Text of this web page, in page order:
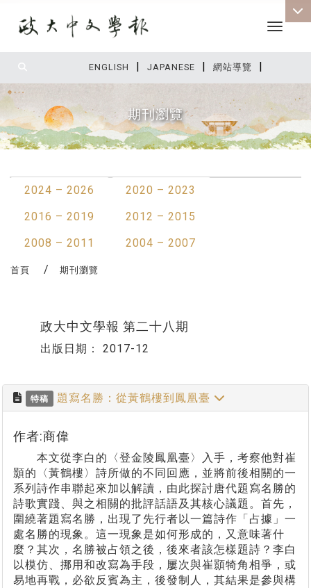
ENGLISH | JAPANESE | 網站導覽 |
Toggle
期刊瀏覽
2024 – 2026
2020 – 2023
2016 – 2019
2012 – 2015
2008 – 2011
2004 – 2007
首頁 期刊瀏覽
政大中文學報 第二十八期
出版日期： 2017-12
特稿 題寫名勝：從黃鶴樓到鳳凰臺
作者:商偉
本文從李白的〈登金陵鳳凰臺〉入手，考察他對崔
顥的〈黃鶴樓〉詩所做的不同回應，並將前後相關的一
系列詩作串聯起來加以解讀，由此探討唐代題寫名勝的
詩歌實踐、與之相關的批評話語及其核心議題。首先，
圍繞著題寫名勝，出現了先行者以一篇詩作「占據」一
處名勝的現象。這一現象是如何形成的，又意味著什
麼？其次，名勝被占領之後，後來者該怎樣題詩？李白
以模仿、挪用和改寫為手段，屢次與崔顥犄角相爭，或
易地再戰，必欲反賓為主，後發制人，其結果是參與構